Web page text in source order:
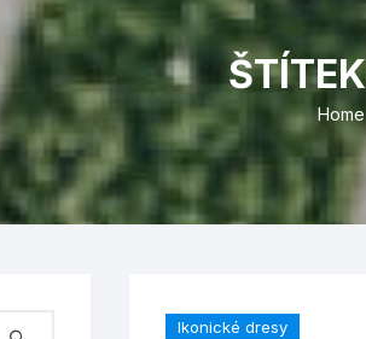
Home
Ikonické dresy